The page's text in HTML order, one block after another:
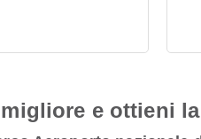
e ottieni